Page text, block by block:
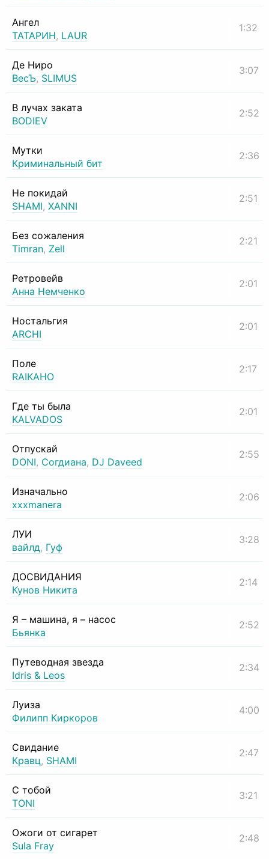
Ангел
ТАТАРИН, LAUR
1:32
Де Ниро
ВесЪ, SLIMUS
3:07
В лучах заката
BODIEV
2:52
Мутки
Криминальный бит
2:36
Не покидай
SHAMI, XANNI
2:51
Без сожаления
Timran, Zell
2:21
Ретровейв
Анна Немченко
2:01
Ностальгия
ARCHI
2:01
Поле
RAIKAHO
2:17
Где ты была
KALVADOS
2:01
Отпускай
DONI, Согдиана, DJ Daveed
2:55
Изначально
xxxmanera
2:06
ЛУИ
вайлд, Гуф
3:28
ДОСВИДАНИЯ
Кунов Никита
2:14
Я – машина, я – насос
Бьянка
2:52
Путеводная звезда
Idris & Leos
2:34
Луиза
Филипп Киркоров
4:00
Свидание
Кравц, SHAMI
2:47
С тобой
TONI
3:21
Ожоги от сигарет
Sula Fray
2:48